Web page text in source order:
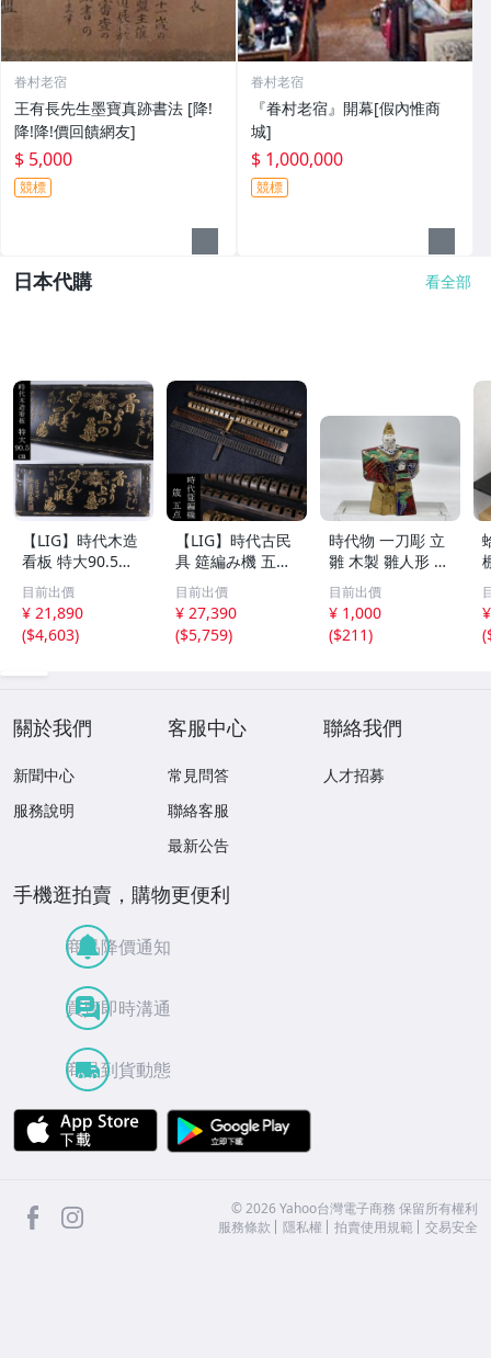
眷村老宿
王有長先生墨寶真跡書法 [降!
降!降!價回饋網友]
$ 5,000
競標
眷村老宿
『眷村老宿』開幕[假內惟商
城]
$ 1,000,000
競標
日本代購 看全部
【LIG】時代木造
看板 特大90.5㎝
金彩 本舗 高田徳
左衛門 古美術品
2606.676
目前出價
¥ 21,890
($4,603)
【LIG】時代古民
具 筵編み機 五点
むしろ編み 筬 お
さ 農具 古道具 26
04.458
目前出價
¥ 27,390
($5,759)
時代物 一刀彫 立
雛 木製 雛人形 木
彫彩色 小型 2.2×
3.5×H5.7cm ひな
祭り 郷土玩具 木
工芸 置物 木彫人
目前出價
¥ 1,000
($211)
(
關於我們
新聞中心
服務說明
客服中心
常見問答
聯絡客服
最新公告
聯絡我們
人才招募
手機逛拍賣，購物更便利
商品降價通知
買賣即時溝通
商品到貨動態
APP Store
facebook ©2026 Yahoo台灣電子商務 保留所有權利
服務條款
隱私權 拍賣使用規範 交易安全